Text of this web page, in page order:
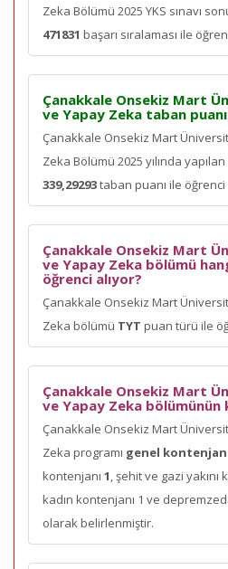
Zeka Bölümü 2025 YKS sınavı
471831 başarı sıralaması ile
Çanakkale Onsekiz Mart
ve Yapay Zeka taban
Çanakkale Onsekiz Mart
Zeka Bölümü 2025 yılında
339,29293taban puanı ile öğrenci
Çanakkale Onsekiz Mart
ve Yapay Zeka bölümü
öğrenci alıyor?
Çanakkale Onsekiz Mart
Zeka bölümü TYT puan türü ile
Çanakkale Onsekiz Mart
ve Yapay Zeka bölümünün
Çanakkale Onsekiz Mart
Zeka programı genel
kontenjanı 1, şehit ve gazi yakını
kadın kontenjanı 1 ve
olarak belirlenmiştir.